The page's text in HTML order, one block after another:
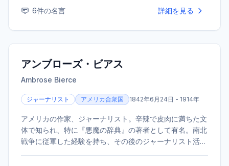
6件の名言 詳細を見る
アンブローズ・ビアス
Ambrose Bierce
ジャーナリスト アメリカ合衆国 1842年6月24日 - 1914年
アメリカの作家、ジャーナリスト。辛辣で皮肉に満ちた文
体で知られ、特に『悪魔の辞典』の著者として有名。南北
戦争に従軍した経験を持ち、その後のジャーナリスト活動